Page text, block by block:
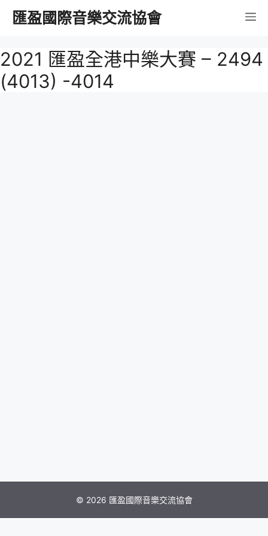
容
匯盈國際音樂交流協會 選
單
2021 匯盈全港中樂大賽 – 2494
(4013) -4014
© 2026 匯盈國際音樂交流協會